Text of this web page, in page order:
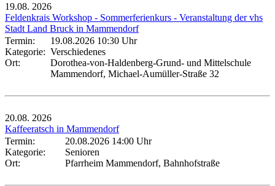
19.08. 2026
Feldenkrais Workshop - Sommerferienkurs - Veranstaltung der vhs
Stadt Land Bruck in Mammendorf
Termin:
19.08.2026 10:30 Uhr
Kategorie: Verschiedenes
Ort:
Dorothea-von-Haldenberg-Grund- und Mittelschule
Mammendorf, Michael-Aumüller-Straße 32
20.08. 2026
Kaffeeratsch in Mammendorf
Termin:
20.08.2026 14:00 Uhr
Kategorie:
Senioren
Ort:
Pfarrheim Mammendorf, Bahnhofstraße